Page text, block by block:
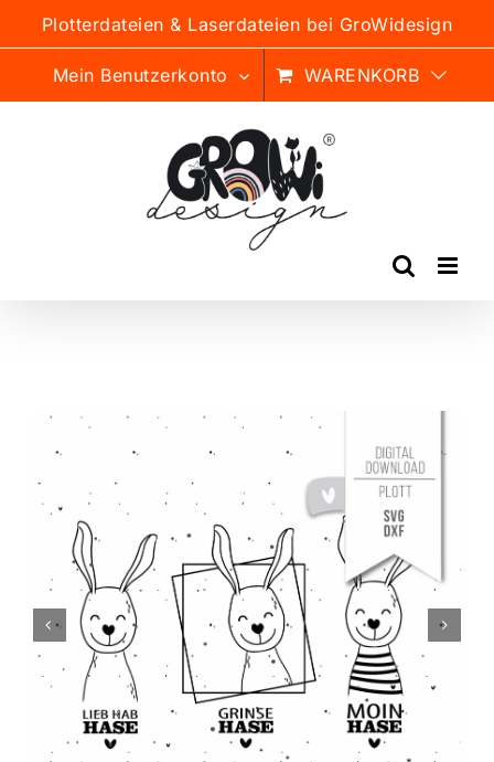
Inhalt
Plotterdateien & Laserdateien bei GroWidesign
Mein Benutzerkonto WARENKORB